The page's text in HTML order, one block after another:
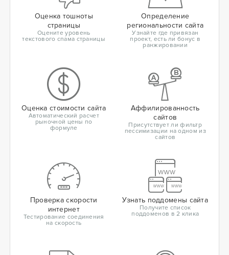
Оценка тошноты
страницы
Оцените уровень
текстового спама страницы
Определение
региональности сайта
Узнайте где привязан
проект, есть ли бонус в
ранжировании
Оценка стоимости сайта
Автоматический расчет
рыночной цены по
формуле
Аффилированность
сайтов
Присутствует ли фильтр
пессимизации на одном из
сайтов
Проверка скорости
интернет
Тестирование соединения
на скорость
Узнать поддомены сайта
Получите список
поддоменов в 2 клика